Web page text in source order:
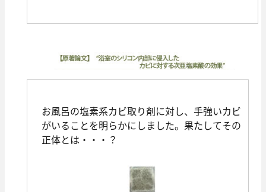
お風呂の塩素系カビ取り剤に対し、手強いカビ
がいることを明らかにしました。果たしてその
正体とは・・・？